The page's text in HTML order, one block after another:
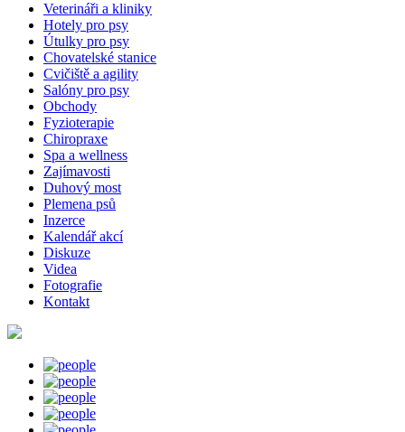
Veterináři a kliniky
Hotely pro psy
Útulky pro psy
Chovatelské stanice
Cvičiště a agility
Salóny pro psy
Obchody
Fyzioterapie
Chiropraxe
Spa a wellness
Zajímavosti
Duhový most
Plemena psů
Inzerce
Kalendář akcí
Diskuze
Videa
Fotografie
Kontakt